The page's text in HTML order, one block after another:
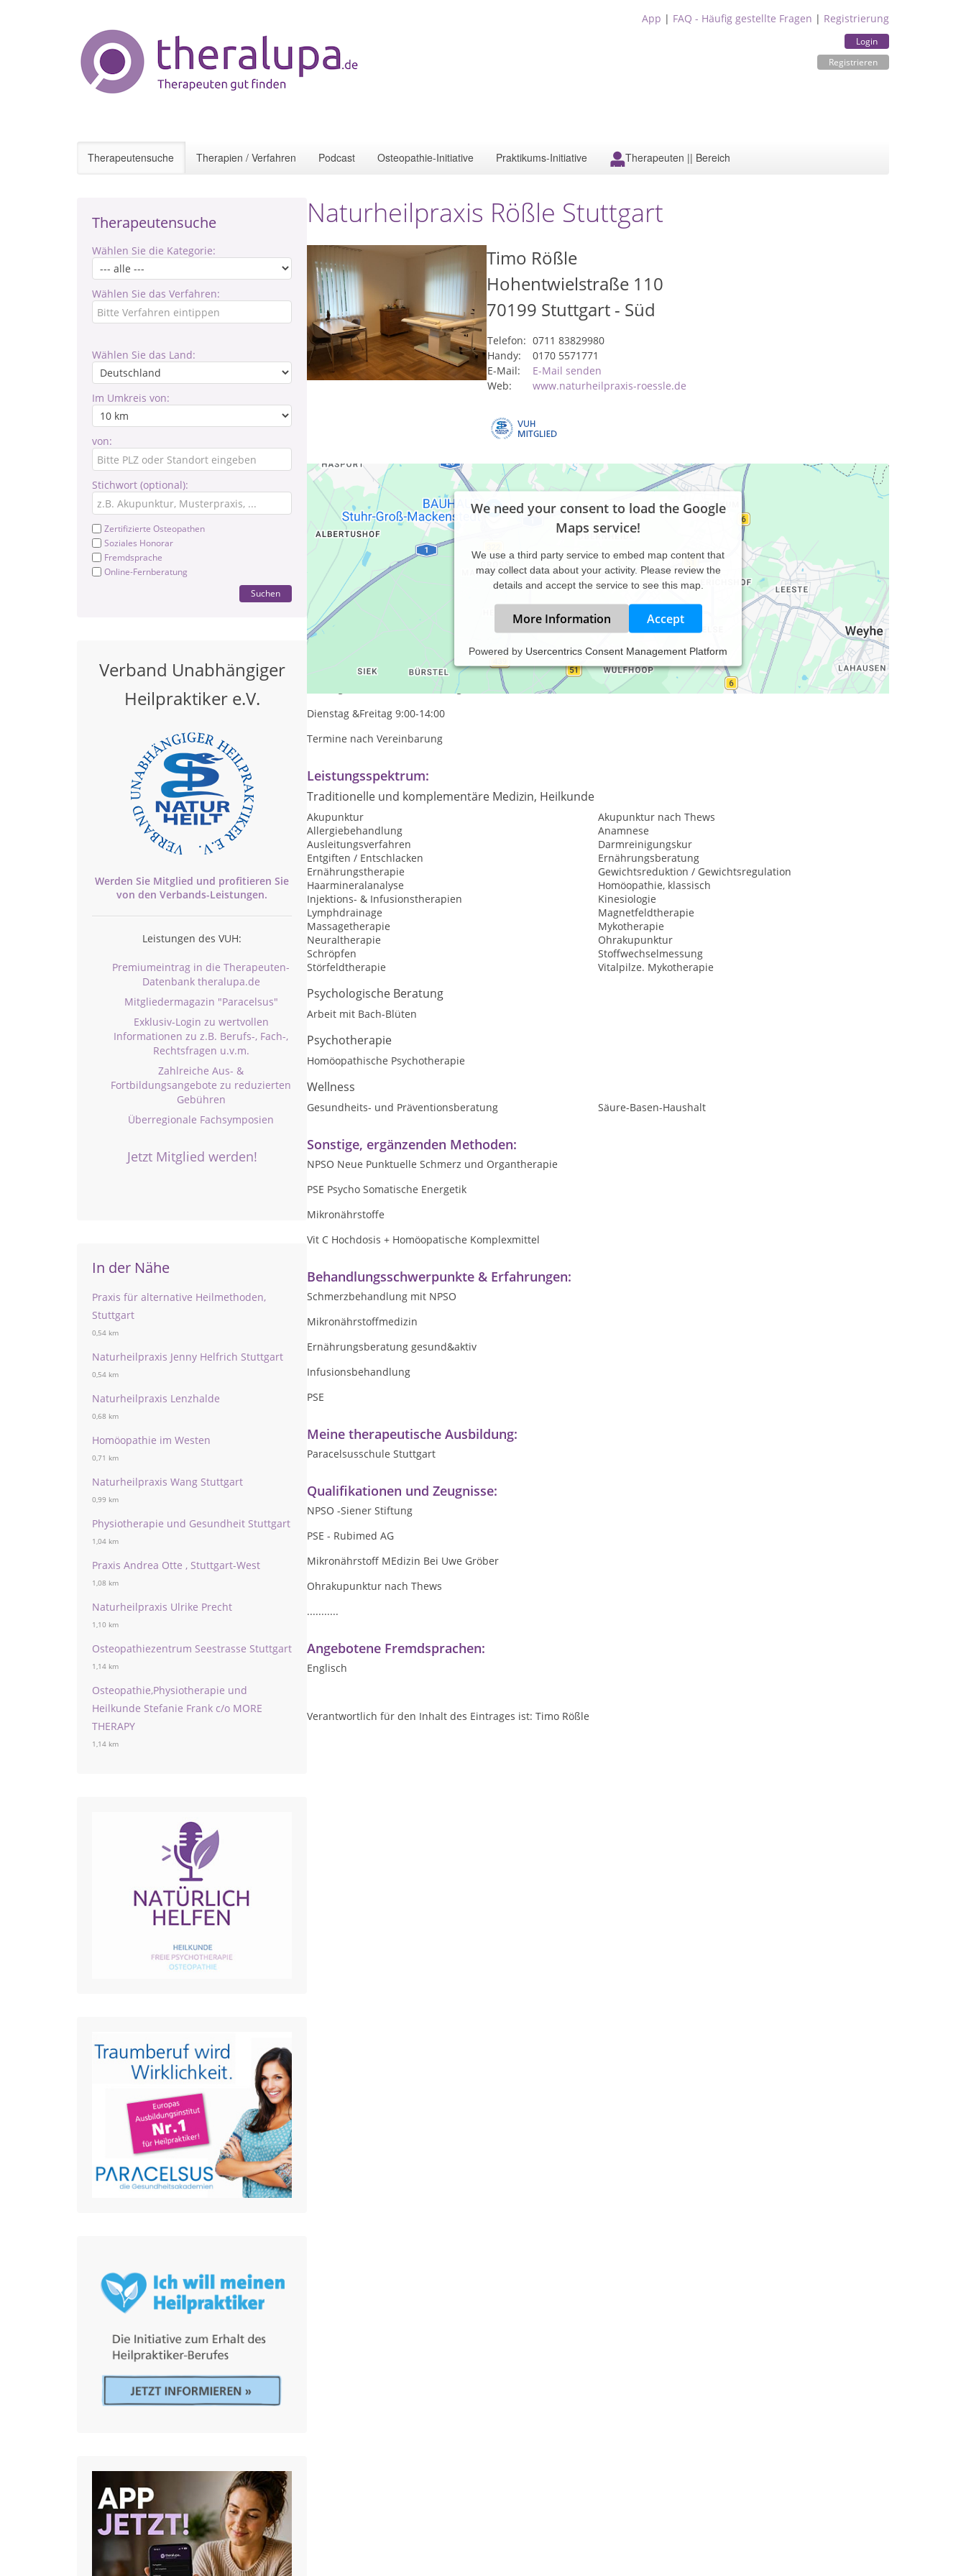
App | FAQ - Häufig gestellte Fragen | Registrierung
Login
Registrieren
Therapeutensuche Therapien / Verfahren Podcast Osteopathie-Initiative Praktikums-Initiative Therapeuten || Bereich
Therapeutensuche
Wählen Sie die Kategorie:
Wählen Sie das Verfahren:
Wählen Sie das Land:
Im Umkreis von:
von:
Stichwort (optional):
Zertifizierte Osteopathen
Soziales Honorar
Fremdsprache
Online-Fernberatung
Suchen
Verband Unabhängiger
Heilpraktiker e.V.
Werden Sie Mitglied und profitieren Sie
von den Verbands-Leistungen.
Leistungen des VUH:
Premiumeintrag in die Therapeuten-
Datenbank theralupa.de
Mitgliedermagazin "Paracelsus"
Exklusiv-Login zu wertvollen
Informationen zu z.B. Berufs-, Fach-,
Rechtsfragen u.v.m.
Zahlreiche Aus- &
Fortbildungsangebote zu reduzierten
Gebühren
Überregionale Fachsymposien
Jetzt Mitglied werden!
In der Nähe
Praxis für alternative Heilmethoden,
Stuttgart
0,54 km
Naturheilpraxis Jenny Helfrich Stuttgart
0,54 km
Naturheilpraxis Lenzhalde
0,68 km
Homöopathie im Westen
0,71 km
Naturheilpraxis Wang Stuttgart
0,99 km
Physiotherapie und Gesundheit Stuttgart
1,04 km
Praxis Andrea Otte , Stuttgart-West
1,08 km
Naturheilpraxis Ulrike Precht
1,10 km
Osteopathiezentrum Seestrasse Stuttgart
1,14 km
Osteopathie,Physiotherapie und
Heilkunde Stefanie Frank c/o MORE
THERAPY
1,14 km
Naturheilpraxis Rößle Stuttgart
Timo Rößle
Hohentwielstraße 110
70199 Stuttgart - Süd
Telefon: 0711 83829980
Handy:
0170 5571771
E-Mail:
E-Mail senden
Web:
www.naturheilpraxis-roessle.de
We need your consent to load the Google
Maps service!
We use a third party service to embed map content that
may collect data about your activity. Please review the
details and accept the service to see this map.
More Information Accept
Powered by Usercentrics Consent Management Platform
Praxiszeiten:
Montag, Mittwoch & Donnerstag 9:00-18:00
Dienstag &Freitag 9:00-14:00
Termine nach Vereinbarung
Leistungsspektrum:
Traditionelle und komplementäre Medizin, Heilkunde
Akupunktur
Akupunktur nach Thews
Allergiebehandlung
Anamnese
Ausleitungsverfahren
Darmreinigungskur
Entgiften / Entschlacken
Ernährungsberatung
Ernährungstherapie
Gewichtsreduktion / Gewichtsregulation
Haarmineralanalyse
Homöopathie, klassisch
Injektions- & Infusionstherapien
Kinesiologie
Lymphdrainage
Magnetfeldtherapie
Massagetherapie
Mykotherapie
Neuraltherapie
Ohrakupunktur
Schröpfen
Stoffwechselmessung
Störfeldtherapie
Vitalpilze. Mykotherapie
Psychologische Beratung
Arbeit mit Bach-Blüten
Psychotherapie
Homöopathische Psychotherapie
Wellness
Gesundheits- und Präventionsberatung Säure-Basen-Haushalt
Sonstige, ergänzenden Methoden:
NPSO Neue Punktuelle Schmerz und Organtherapie
PSE Psycho Somatische Energetik
Mikronährstoffe
Vit C Hochdosis + Homöopatische Komplexmittel
Behandlungsschwerpunkte & Erfahrungen:
Schmerzbehandlung mit NPSO
Mikronährstoffmedizin
Ernährungsberatung gesund&aktiv
Infusionsbehandlung
PSE
Meine therapeutische Ausbildung:
Paracelsusschule Stuttgart
Qualifikationen und Zeugnisse:
NPSO -Siener Stiftung
PSE - Rubimed AG
Mikronährstoff MEdizin Bei Uwe Gröber
Ohrakupunktur nach Thews
...........
Angebotene Fremdsprachen:
Englisch
Verantwortlich für den Inhalt des Eintrages ist: Timo Rößle